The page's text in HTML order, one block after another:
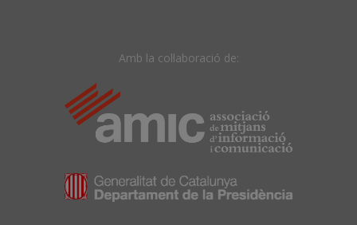
Amb la col·laboració de: